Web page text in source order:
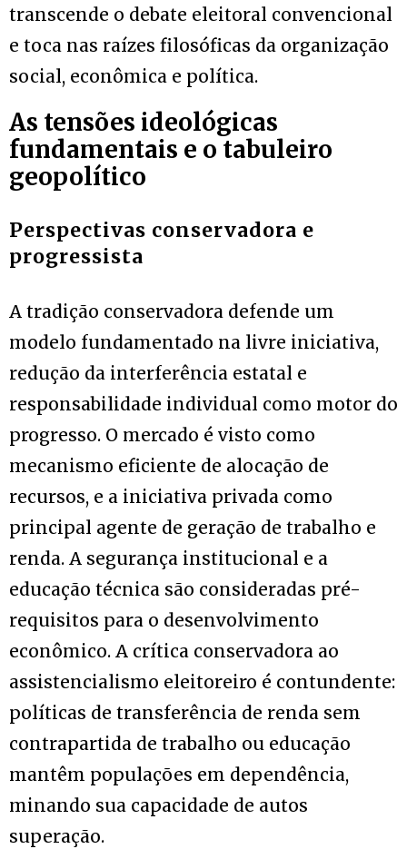
transcende o debate eleitoral convencional
e toca nas raízes filosóficas da organização
social, econômica e política.
As tensões ideológicas
fundamentais e o tabuleiro
geopolítico
Perspectivas conservadora e
progressista
A tradição conservadora defende um
modelo fundamentado na livre iniciativa,
redução da interferência estatal e
responsabilidade individual como motor do
progresso. O mercado é visto como
mecanismo eficiente de alocação de
recursos, e a iniciativa privada como
principal agente de geração de trabalho e
renda. A segurança institucional e a
educação técnica são consideradas pré-
requisitos para o desenvolvimento
econômico. A crítica conservadora ao
assistencialismo eleitoreiro é contundente:
políticas de transferência de renda sem
contrapartida de trabalho ou educação
mantêm populações em dependência,
minando sua capacidade de autos
superação.